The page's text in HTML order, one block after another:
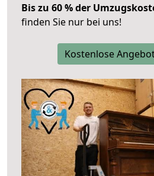
Bis zu 60 % der
finden Sie nur bei uns!
Kostenlose